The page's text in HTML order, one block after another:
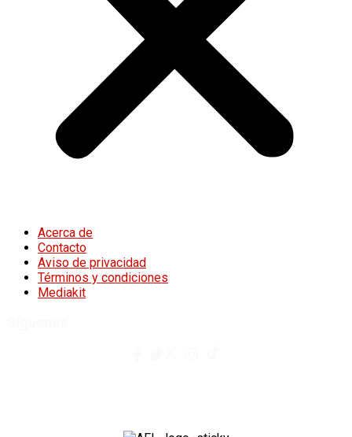
Acerca de
Contacto
Aviso de privacidad
Términos y condiciones
Mediakit